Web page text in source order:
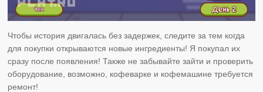
Чтобы история двигалась без задержек, следите за тем когда
для покупки открываются новые ингредиенты! Я покупал их
сразу после появления! Также не забывайте зайти и проверить
оборудование, возможно, кофеварке и кофемашине требуется
ремонт!